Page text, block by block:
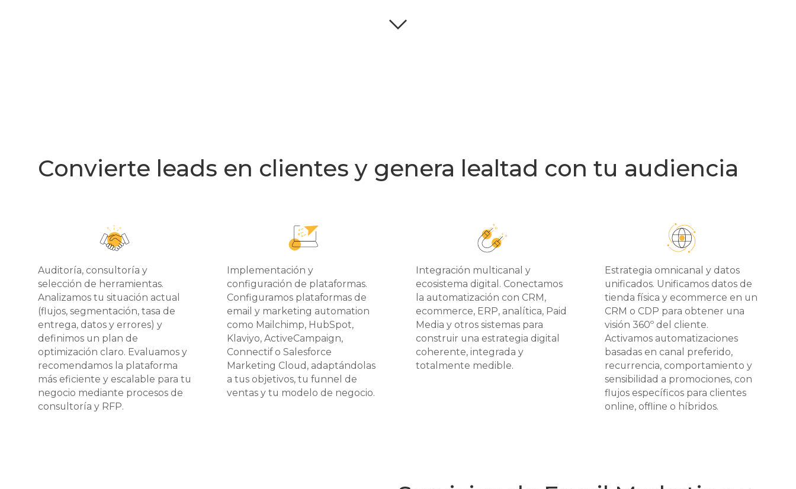
Convierte leads en clientes y genera lealtad con tu audiencia
Auditoría, consultoría y
selección de herramientas.
Analizamos tu situación actual
(flujos, segmentación, tasa de
entrega, datos y errores) y
definimos un plan de
optimización claro. Evaluamos y
recomendamos la plataforma
más eficiente y escalable para tu
negocio mediante procesos de
consultoría y RFP.
Implementación y
configuración de plataformas.
Configuramos plataformas de
email y marketing automation
como Mailchimp, HubSpot,
Klaviyo, ActiveCampaign,
Connectif o Salesforce
Marketing Cloud, adaptándolas
a tus objetivos, tu funnel de
ventas y tu modelo de negocio.
Integración multicanal y
ecosistema digital. Conectamos
la automatización con CRM,
ecommerce, ERP, analítica, Paid
Media y otros sistemas para
construir una estrategia digital
coherente, integrada y
totalmente medible.
Estrategia omnicanal y datos
unificados. Unificamos datos de
tienda física y ecommerce en un
CRM o CDP para obtener una
visión 360º del cliente.
Activamos automatizaciones
basadas en canal preferido,
recurrencia, comportamiento y
sensibilidad a promociones, con
flujos específicos para clientes
online, offline o híbridos.